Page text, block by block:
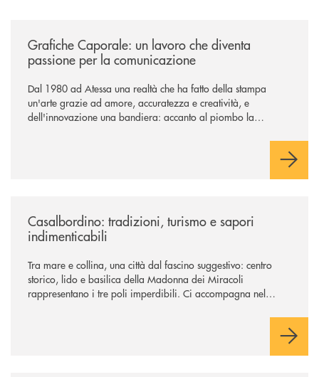
Grafiche Caporale: un lavoro che diventa
passione per la comunicazione
Dal 1980 ad Atessa una realtà che ha fatto della stampa
un'arte grazie ad amore, accuratezza e creatività, e
dell'innovazione una bandiera: accanto al piombo la
Casalbordino: tradizioni, turismo e sapori
indimenticabili
Tra mare e collina, una città dal fascino suggestivo: centro
storico, lido e basilica della Madonna dei Miracoli
rappresentano i tre poli imperdibili. Ci accompagna nel